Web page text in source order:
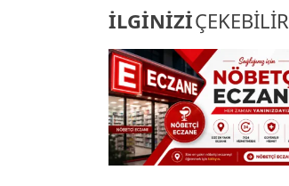
İLGİNİZİÇEKEBİLİR